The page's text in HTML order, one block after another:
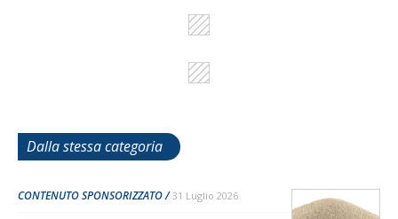
Dalla stessa categoria
CONTENUTO SPONSORIZZATO 31 Luglio 2026